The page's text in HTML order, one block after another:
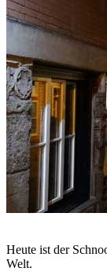
Heute ist der
Welt.